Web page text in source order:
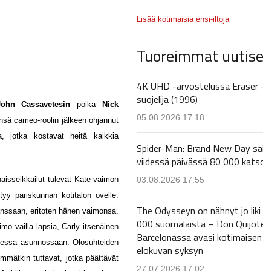
Cassavetesin poika
Nick
cameo-roolin jälkeen ohjannut
jotka kostavat heitä kaikkia
tulevat Kate-vaimon
pariskunnan kotitalon ovelle.
eritoten hänen vaimonsa.
vailla lapsia, Carly itsenäinen
asunnossaan. Olosuhteiden
tuttavat, jotka päättävät
Lisää kotimaisia ensi-iltoja
Tuoreimmat
4K UHD -arvostelussa Eraser
suojelija (1996)
05.08.2026 17.18
Spider-Man: Brand New Day
viidessä päivässä 80 000
03.08.2026 17.55
The Odysseyn on nähnyt jo
000 suomalaista – Don
Barcelonassa avasi kotimaisen
elokuvan syksyn
27.07.2026 17.02